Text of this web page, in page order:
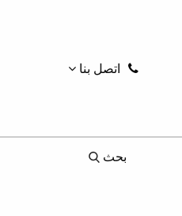
اتصل بنا
بحث